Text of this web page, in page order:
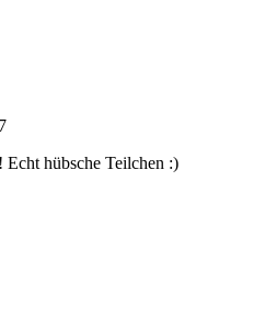
hübsche Teilchen :)